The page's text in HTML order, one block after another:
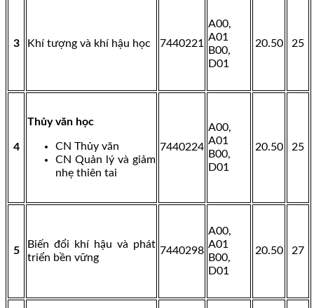
3 Khí tượng và khí hậu học 7440221
A00,
A01
B00,
D01
20.50 25
4
Thủy văn học
CN Thủy văn
CN Quản lý và giảm
nhẹ thiên tai
7440224
A00,
A01
B00,
D01
20.50 25
5
Biến đổi khí hậu và phát
triển bền vững
7440298
A00,
A01
B00,
D01
20.50 27